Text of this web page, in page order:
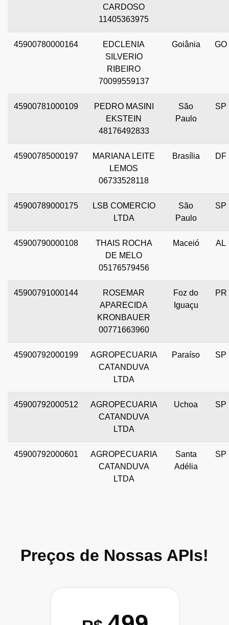
CARDOSO
11405363975
45900780000164
EDCLENIA
SILVERIO
RIBEIRO
70099559137
Goiânia GO
45900781000109
PEDRO MASINI
EKSTEIN
48176492833
São
Paulo
SP
45900785000197
MARIANA LEITE
LEMOS
06733528118
Brasília DF
45900789000175
LSB COMERCIO
LTDA
São
Paulo
SP
45900790000108
THAIS ROCHA
DE MELO
05176579456
Maceió AL
45900791000144
ROSEMAR
APARECIDA
KRONBAUER
00771663960
Foz do
Iguaçu
PR
45900792000199
AGROPECUARIA
CATANDUVA
LTDA
Paraíso SP
45900792000512
AGROPECUARIA
CATANDUVA
LTDA
Uchoa SP
45900792000601
AGROPECUARIA
CATANDUVA
LTDA
Santa
Adélia
SP
Preços de Nossas APIs!